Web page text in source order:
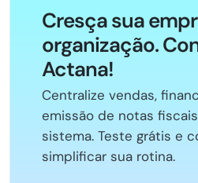
Cresça sua
organização.
Actana!
Centralize vendas,
emissão de notas
sistema. Teste grátis e
simplificar sua rotina.